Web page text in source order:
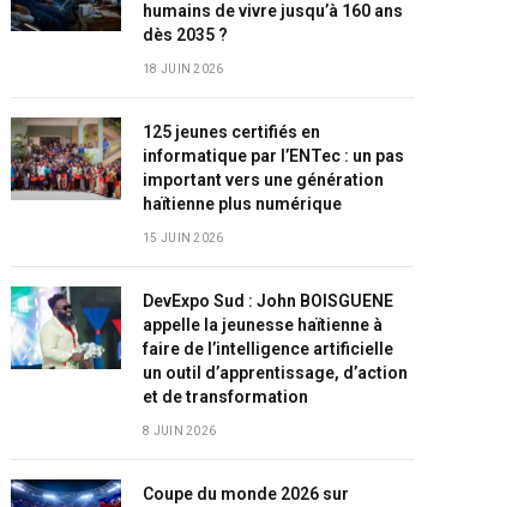
humains de vivre jusqu’à 160 ans
dès 2035 ?
18 JUIN 2026
125 jeunes certifiés en
informatique par l’ENTec : un pas
important vers une génération
haïtienne plus numérique
15 JUIN 2026
DevExpo Sud : John BOISGUENE
appelle la jeunesse haïtienne à
faire de l’intelligence artificielle
un outil d’apprentissage, d’action
et de transformation
8 JUIN 2026
Coupe du monde 2026 sur